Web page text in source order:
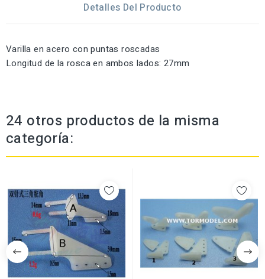
Detalles Del Producto
Varilla en acero con puntas roscadas
Longitud de la rosca en ambos lados: 27mm
24 otros productos de la misma
categoría: